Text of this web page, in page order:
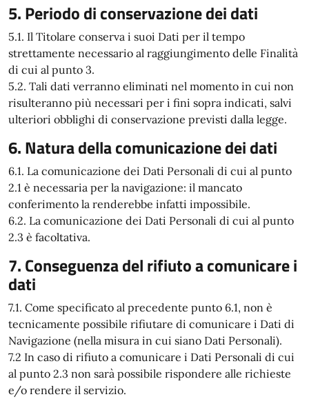
5. Periodo di conservazione dei dati
5.1. Il Titolare conserva i suoi Dati per il tempo
strettamente necessario al raggiungimento delle Finalità
di cui al punto 3.
5.2. Tali dati verranno eliminati nel momento in cui non
risulteranno più necessari per i fini sopra indicati, salvi
ulteriori obblighi di conservazione previsti dalla legge.
6. Natura della comunicazione dei dati
6.1. La comunicazione dei Dati Personali di cui al punto
2.1 è necessaria per la navigazione: il mancato
conferimento la renderebbe infatti impossibile.
6.2. La comunicazione dei Dati Personali di cui al punto
2.3 è facoltativa.
7. Conseguenza del rifiuto a comunicare i
dati
7.1. Come specificato al precedente punto 6.1, non è
tecnicamente possibile rifiutare di comunicare i Dati di
Navigazione (nella misura in cui siano Dati Personali).
7.2 In caso di rifiuto a comunicare i Dati Personali di cui
al punto 2.3 non sarà possibile rispondere alle richieste
e/o rendere il servizio.